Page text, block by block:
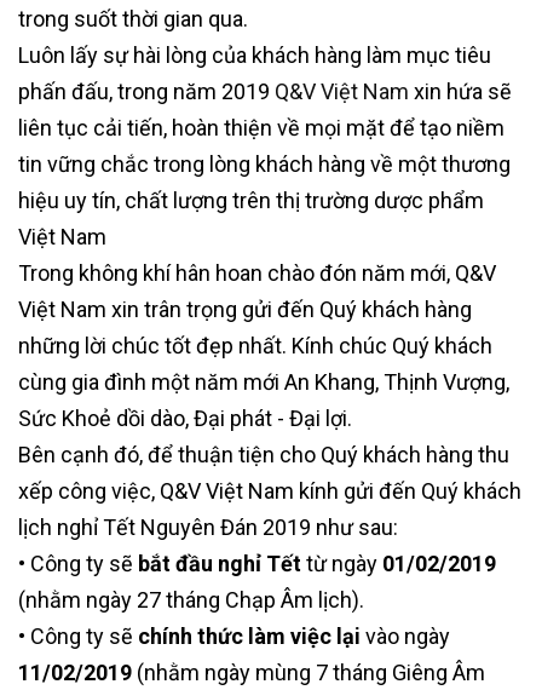
trong suốt thời gian qua.
Luôn lấy sự hài lòng của khách hàng làm mục tiêu
phấn đấu, trong năm 2019 Q&V Việt Nam xin hứa sẽ
liên tục cải tiến, hoàn thiện về mọi mặt để tạo niềm
tin vững chắc trong lòng khách hàng về một thương
hiệu uy tín, chất lượng trên thị trường dược phẩm
Việt Nam
Trong không khí hân hoan chào đón năm mới, Q&V
Việt Nam xin trân trọng gửi đến Quý khách hàng
những lời chúc tốt đẹp nhất. Kính chúc Quý khách
cùng gia đình một năm mới An Khang, Thịnh Vượng,
Sức Khoẻ dồi dào, Đại phát - Đại lợi.
Bên cạnh đó, để thuận tiện cho Quý khách hàng thu
xếp công việc, Q&V Việt Nam kính gửi đến Quý khách
lịch nghỉ Tết Nguyên Đán 2019 như sau:
• Công ty sẽ bắt đầu nghỉ Tếttừ ngày 01/02/2019
(nhằm ngày 27 tháng Chạp Âm lịch).
• Công ty sẽ chính thức làm việc lại vào ngày
11/02/2019 (nhằm ngày mùng 7 tháng Giêng Âm